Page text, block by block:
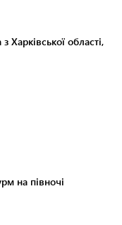
Харківської області,
на півночі